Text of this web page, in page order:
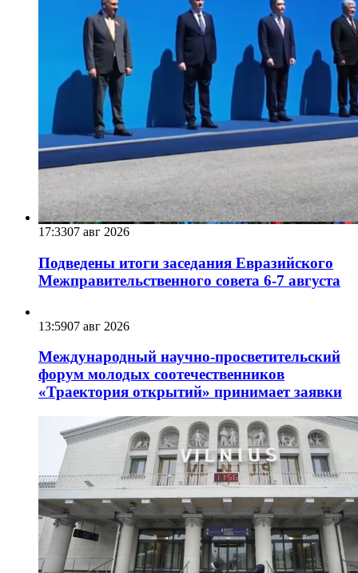
17:3307 авг 2026
Подведены итоги заседания Евразийского
Межправительственного совета 6-7 августа
13:5907 авг 2026
Международный научно-просветительский
форум молодых соотечественников
«Траектория открытий» принимает заявки